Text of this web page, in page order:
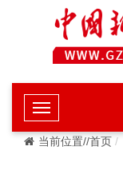
当前位置//首页